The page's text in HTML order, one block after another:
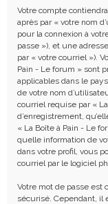
Votre compte
après par « votre nom
pour la connexion à
passe »), et une
par « votre courriel »).
Pain - Le forum » sont
applicables dans le
de votre nom
courriel requise par «
d’enregistrement,
« La Boîte à Pain - Le
quelle information de
dans votre profil, vous
courriel par le logiciel
Votre mot de passe est
sécurisé. Cependant, il